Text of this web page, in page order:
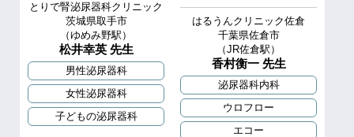
とりで腎泌尿器科クリニック
茨城県取手市
（ゆめみ野駅）
松井幸英 先生
男性泌尿器科
女性泌尿器科
子どもの泌尿器科
はるうんクリニック佐倉
千葉県佐倉市
（JR佐倉駅）
香村衡一 先生
泌尿器科内科
ウロフロー
エコー